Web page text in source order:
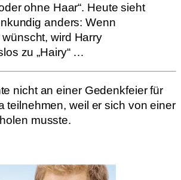
ohne Haar“. Heute sieht
anders: Wenn
wird Harry
zu „Hairy“ …
nicht an einer Gedenkfeier für
teilnehmen, weil er sich von einer
musste.